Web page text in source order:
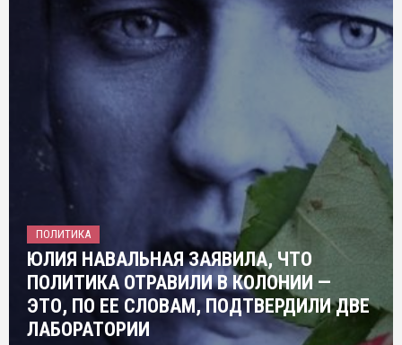
ПОЛИТИКА
ЮЛИЯ НАВАЛЬНАЯ ЗАЯВИЛА, ЧТО
ПОЛИТИКА ОТРАВИЛИ В КОЛОНИИ —
ЭТО, ПО ЕЕ СЛОВАМ, ПОДТВЕРДИЛИ ДВЕ
ЛАБОРАТОРИИ